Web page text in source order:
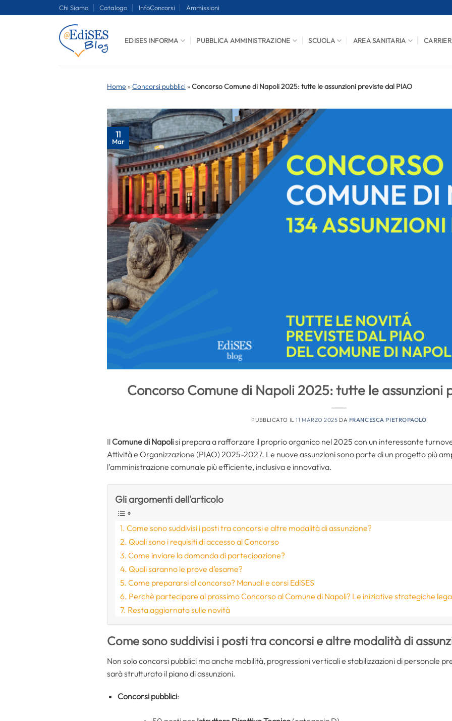
Chi Siamo Catalogo InfoConcorsi Ammissioni
EDISES INFORMA PUBBLICA AMMINISTRAZIONE SCUOLA AREA SANITARIA
Home »Concorsi pubblici »Concorso Comune di Napoli 2025: tutte le assunzioni previste dal PIAO
11
Mar
Concorso Comune di Napoli 2025: tutte le assunzioni
PUBBLICATO IL11 MARZO 2025 DA FRANCESCA PIETROPAOLO
Il Comune di Napolisi prepara a rafforzare il proprio organico nel 2025 con un interessante
Attività e Organizzazione (PIAO) 2025-2027. Le nuove assunzioni sono parte di un progetto più
l’amministrazione comunale più efficiente, inclusiva e innovativa.
Gli argomenti dell'articolo
Come sono suddivisi i posti tra concorsi e altre modalità di assunzione?
Quali sono i requisiti di accesso al Concorso
Come inviare la domanda di partecipazione?
Quali saranno le prove d’esame?
Come prepararsi al concorso? Manuali e corsi EdiSES
Perchè partecipare al prossimo Concorso al Comune di Napoli? Le iniziative strategiche
Resta aggiornato sulle novità
Come sono suddivisi i posti tra concorsi e altre modalità di
Non solo concorsi pubblici ma anche mobilità, progressioni verticali e stabilizzazioni di personale
sarà strutturato il piano di assunzioni.
Concorsi pubblici: